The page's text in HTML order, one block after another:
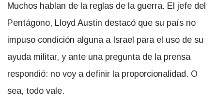
Muchos hablan de la reglas de la guerra. El jefe del
Pentágono, Lloyd Austin destacó que su país no
impuso condición alguna a Israel para el uso de su
ayuda militar, y ante una pregunta de la prensa
respondió: no voy a definir la proporcionalidad. O
sea, todo vale.